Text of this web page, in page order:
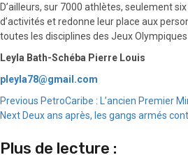
D’ailleurs, sur 7000 athlètes, seulement
d’activités et redonne leur place aux
toutes les disciplines des Jeux Olympiques
Leyla Bath-Schéba Pierre Louis
pleyla78@gmail.com
Continue
Reading
Previous PetroCaribe : L’ancien Premier
Next Deux ans après, les gangs armés
Plus de lecture :